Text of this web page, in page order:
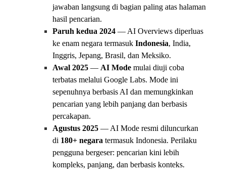
jawaban langsung di bagian paling atas halaman
hasil pencarian.
Paruh kedua 2024 — AI Overviews diperluas
ke enam negara termasuk Indonesia, India,
Inggris, Jepang, Brasil, dan Meksiko.
Awal 2025 — AI Mode mulai diuji coba
terbatas melalui Google Labs. Mode ini
sepenuhnya berbasis AI dan memungkinkan
pencarian yang lebih panjang dan berbasis
percakapan.
Agustus 2025 — AI Mode resmi diluncurkan
di 180+ negara termasuk Indonesia. Perilaku
pengguna bergeser: pencarian kini lebih
kompleks, panjang, dan berbasis konteks.